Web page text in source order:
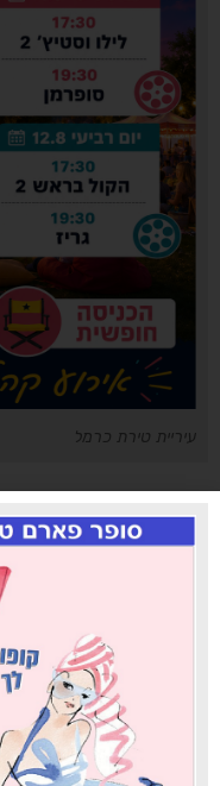
עיריית טירת כרמל